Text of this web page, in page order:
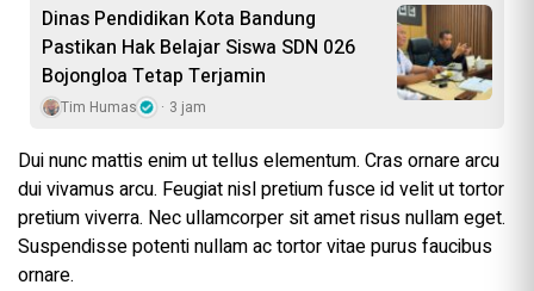
Dinas Pendidikan Kota Bandung
Pastikan Hak Belajar Siswa SDN 026
Bojongloa Tetap Terjamin
Tim Humas 3 jam
Dui nunc mattis enim ut tellus elementum. Cras ornare arcu
dui vivamus arcu. Feugiat nisl pretium fusce id velit ut tortor
pretium viverra. Nec ullamcorper sit amet risus nullam eget.
Suspendisse potenti nullam ac tortor vitae purus faucibus
ornare.